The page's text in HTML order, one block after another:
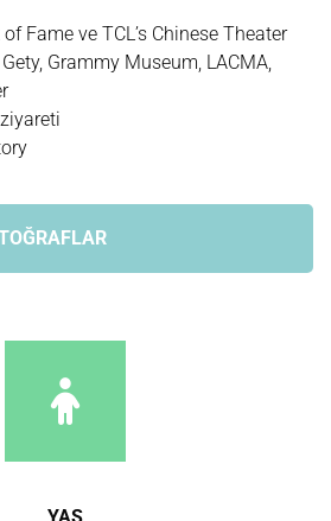
Fame ve TCL’s Chinese Theater
Grammy Museum, LACMA,